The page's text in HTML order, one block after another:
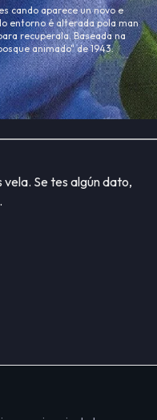
cando aparece un novo e
entorno é alterada pola man
recuperala. Baseada na
animado" de 1943.
Se tes algún dato,